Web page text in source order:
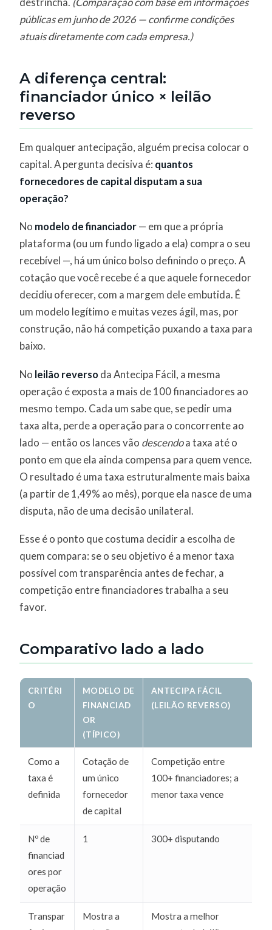
públicas em junho de 2026 — confirme condições
atuais diretamente com cada empresa.)
A diferença central:
financiador único × leilão
reverso
Em qualquer antecipação, alguém precisa colocar o
capital. A pergunta decisiva é: quantos
fornecedores de capital disputam a sua
operação?
No modelo de financiador— em que a própria
plataforma (ou um fundo ligado a ela) compra o seu
recebível —, há um único bolso definindo o preço. A
cotação que você recebe é a que aquele fornecedor
decidiu oferecer, com a margem dele embutida. É
um modelo legítimo e muitas vezes ágil, mas, por
construção, não há competição puxando a taxa para
baixo.
No leilão reversoda Antecipa Fácil, a mesma
operação é exposta a mais de 100 financiadores ao
mesmo tempo. Cada um sabe que, se pedir uma
taxa alta, perde a operação para o concorrente ao
lado — então os lances vão descendoa taxa até o
ponto em que ela ainda compensa para quem vence.
O resultado é uma taxa estruturalmente mais baixa
(a partir de 1,49% ao mês), porque ela nasce de uma
disputa, não de uma decisão unilateral.
Esse é o ponto que costuma decidir a escolha de
quem compara: se o seu objetivo é a menor taxa
possível com transparência antes de fechar, a
competição entre financiadores trabalha a seu
favor.
Comparativo lado a lado
CRITÉRI
O
MODELO DE
FINANCIAD
OR
(TÍPICO)
ANTECIPA FÁCIL
(LEILÃO REVERSO)
Como a
taxa é
definida
Cotação de
um único
fornecedor
de capital
Competição entre
100+ financiadores; a
menor taxa vence
Nº de
financiad
ores por
operação
1 300+ disputando
Transpar
Mostra a
Mostra a melhor